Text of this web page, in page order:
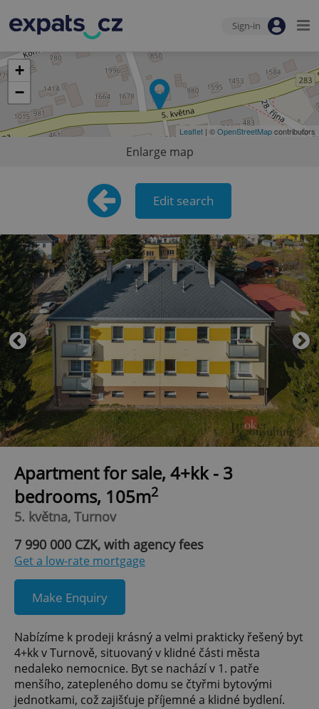
Sign-in
+
−
Leaflet | ©OpenStreetMapcontributors
Enlarge map
Edit search
Apartment for sale, 4+kk - 3
bedrooms, 105m2
5. května, Turnov
7 990 000 CZK, with agency fees
Get a low-rate mortgage
Make Enquiry
Nabízíme k prodeji krásný a velmi prakticky řešený byt
4+kk v Turnově, situovaný v klidné části města
nedaleko nemocnice. Byt se nachází v 1. patře
menšího, zatepleného domu se čtyřmi bytovými
jednotkami, což zajišťuje příjemné a klidné bydlení.